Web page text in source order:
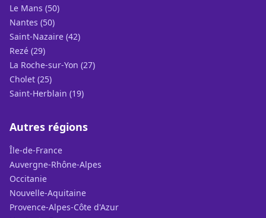
Le Mans (50)
Nantes (50)
Saint-Nazaire (42)
Rezé (29)
La Roche-sur-Yon (27)
Cholet (25)
Saint-Herblain (19)
Autres régions
Île-de-France
Auvergne-Rhône-Alpes
Occitanie
Nouvelle-Aquitaine
Provence-Alpes-Côte d'Azur